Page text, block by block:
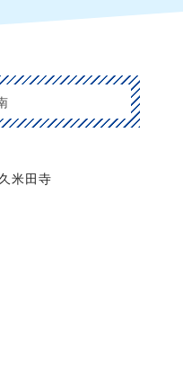
久米田寺